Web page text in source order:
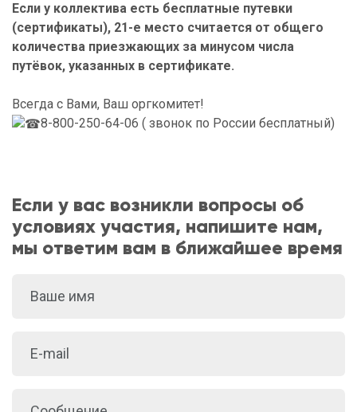
Если у коллектива есть бесплатные путевки
(сертификаты), 21-е место считается от общего
количества приезжающих за минусом числа
путёвок, указанных в сертификате.
Всегда с Вами, Ваш оргкомитет!
8-800-250-64-06 ( звонок по России бесплатный)
Если у вас возникли вопросы об
условиях участия, напишите нам,
мы ответим вам в ближайшее время